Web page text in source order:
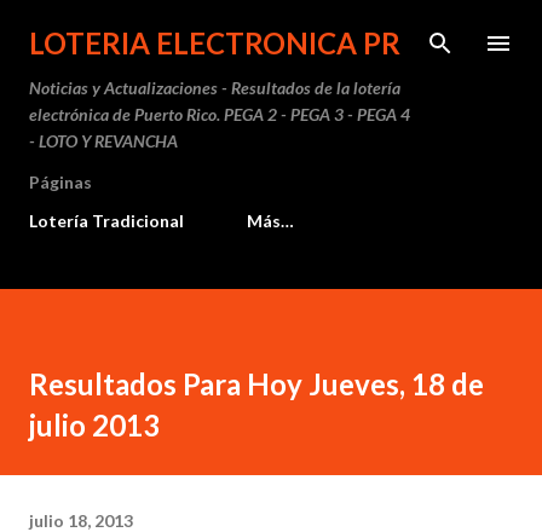
Ir al contenido principal
LOTERIA ELECTRONICA PR
Noticias y Actualizaciones - Resultados de la lotería
electrónica de Puerto Rico. PEGA 2 - PEGA 3 - PEGA 4
- LOTO Y REVANCHA
Páginas
Lotería Tradicional
Más…
Resultados Para Hoy Jueves, 18 de
julio 2013
julio 18, 2013